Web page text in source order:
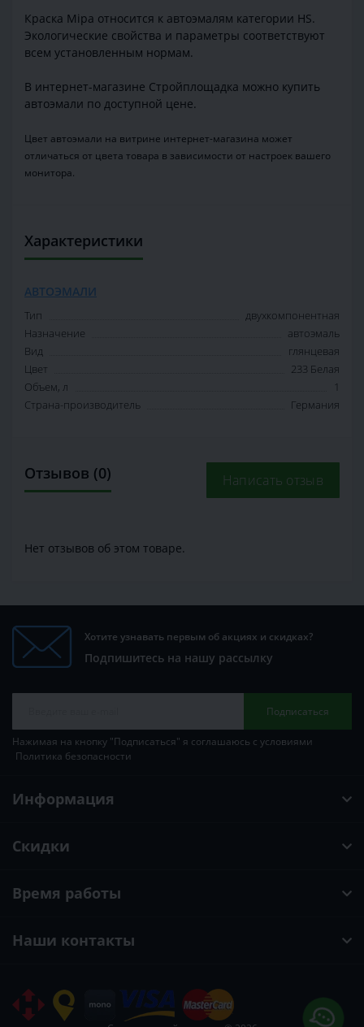
Краска Mipa относится к автоэмалям категории HS.
Экологические свойства и параметры соответствуют
всем установленным нормам.
В интернет-магазине Стройплощадка можно купить
автоэмали по доступной цене.
Цвет автоэмали на витрине интернет-магазина может
отличаться от цвета товара в зависимости от настроек вашего
монитора.
Характеристики
АВТОЭМАЛИ
Тип
двухкомпонентная
Назначение
автоэмаль
Вид
глянцевая
Цвет
233 Белая
Объем, л
1
Страна-производитель
Германия
Отзывов (0) Написать отзыв
Нет отзывов об этом товаре.
Хотите узнавать первым об акциях и скидках?
Подпишитесь на нашу рассылку
Подписаться
Нажимая на кнопку "Подписаться" я соглашаюсь с условиями
Политика безопасности
Информация
Скидки
Время работы
Наши контакты